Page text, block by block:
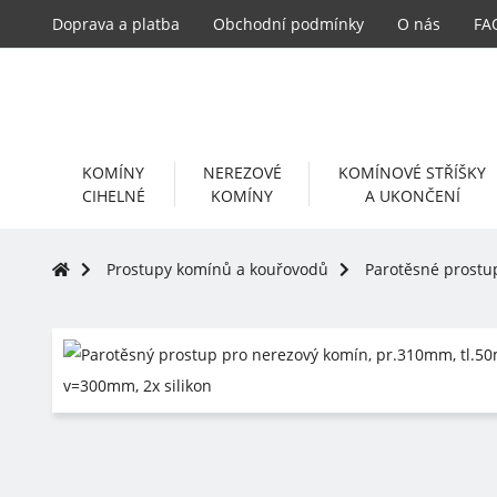
Doprava a platba Obchodní podmínky O nás
KOMÍNY
CIHELNÉ
NEREZOVÉ
KOMÍNY
KOMÍNOVÉ STŘÍŠKY
A UKONČENÍ
Prostupy komínů a kouřovodů Parotěsné